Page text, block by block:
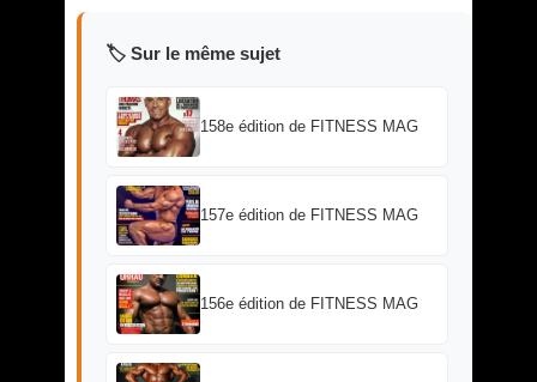
🏷️ Sur le même sujet
158e édition de FITNESS MAG
157e édition de FITNESS MAG
156e édition de FITNESS MAG